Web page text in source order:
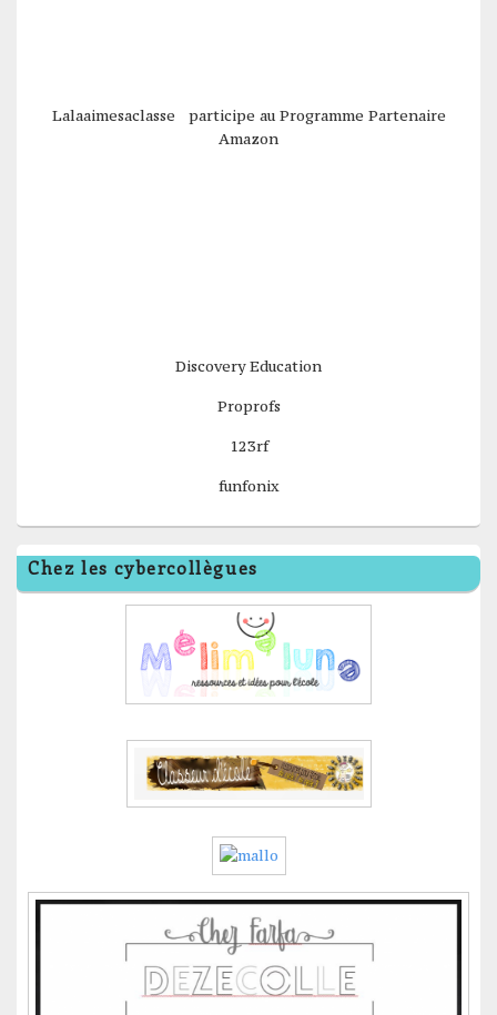
Lalaaimesaclasse participe au Programme Partenaire
Amazon
Discovery Education
Proprofs
123rf
funfonix
Chez les cybercollègues